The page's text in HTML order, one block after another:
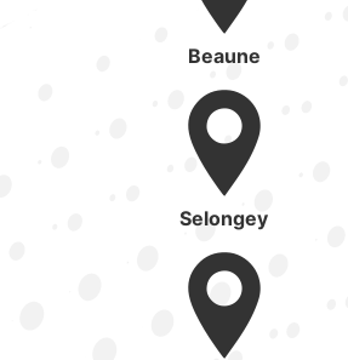
Beaune
Selongey